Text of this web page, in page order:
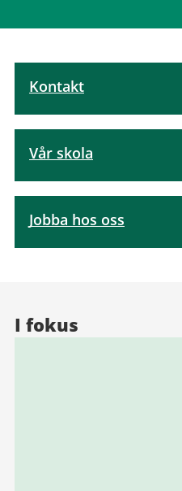
Kontakt
Vår skola
Jobba hos oss
I fokus